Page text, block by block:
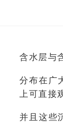
含水层与
分布在广
上可直
并且这些